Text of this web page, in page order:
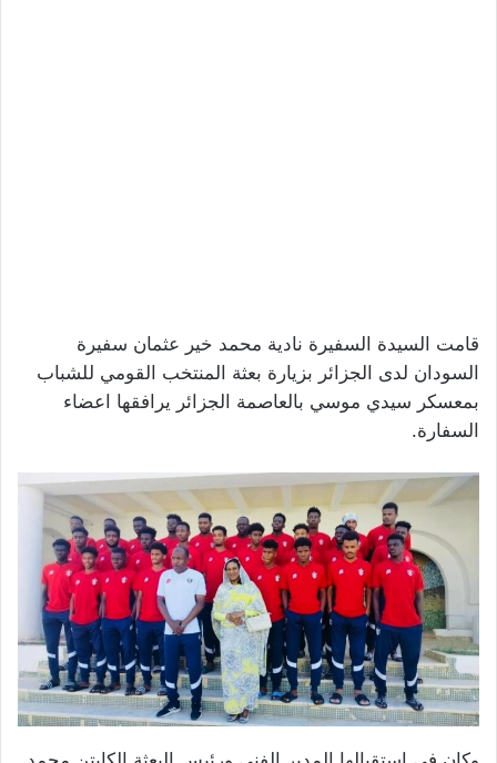
قامت السيدة السفيرة نادية محمد خير عثمان سفيرة
السودان لدى الجزائر بزيارة بعثة المنتخب القومي للشباب
بمعسكر سيدي موسي بالعاصمة الجزائر يرافقها اعضاء
السفارة.